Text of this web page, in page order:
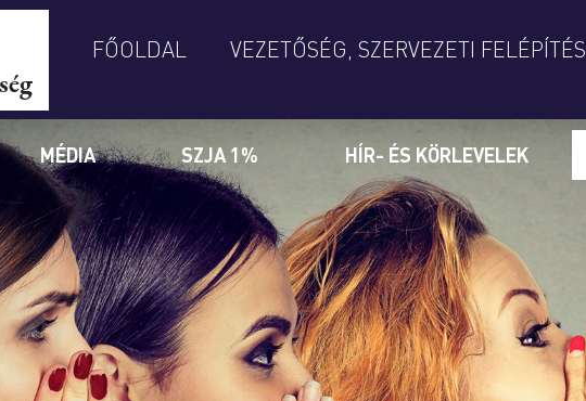
FŐOLDAL VEZETŐSÉG, SZERVEZETI FELÉPÍTÉS
MÉDIA SZJA 1% HÍR- ÉS KÖRLEVELEK